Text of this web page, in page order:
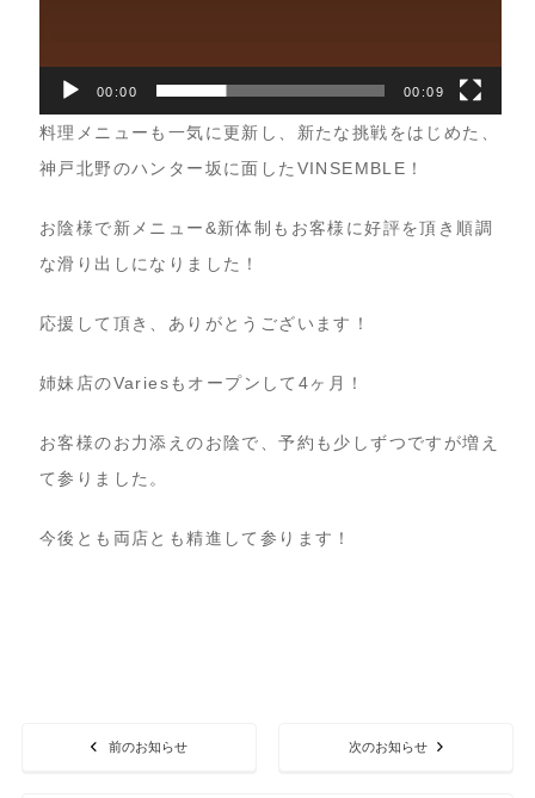
00:00 00:09
料理メニューも一気に更新し、新たな挑戦をはじめた、
神戸北野のハンター坂に面したVINSEMBLE！
お陰様で新メニュー&新体制もお客様に好評を頂き順調
な滑り出しになりました！
応援して頂き、ありがとうございます！
姉妹店のVariesもオープンして4ヶ月！
お客様のお力添えのお陰で、予約も少しずつですが増え
て参りました。
今後とも両店とも精進して参ります！
前のお知らせ 次のお知らせ